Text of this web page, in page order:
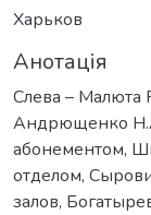
Харьков
Анотація
Слева – Малюта
Андрющенко
абонементом,
отделом,
залов,